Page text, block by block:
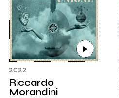
2022
Riccardo
Morandini